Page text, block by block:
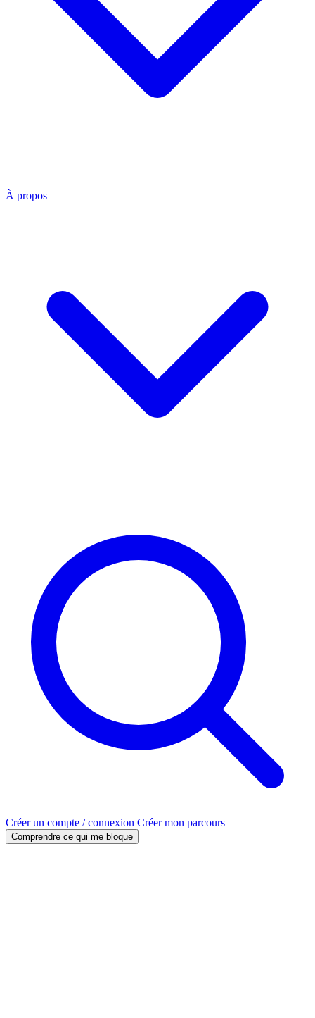
À propos
Créer un compte / connexion Créer mon parcours
Comprendre ce qui me bloque